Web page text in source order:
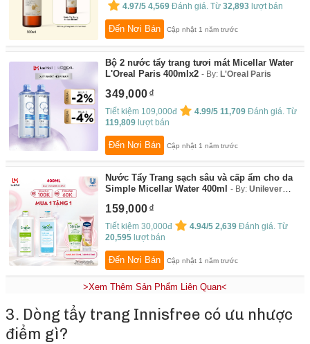
4.97/5 4,569 Đánh giá. Từ32,893 lượt bán
Đến Nơi Bán Cập nhật 1 năm trước
Bộ 2 nước tẩy trang tươi mát Micellar Water
L'Oreal Paris 400mlx2
By:L'Oreal Paris
349,000
Tiết kiệm 109,000đ 4.99/5 11,709 Đánh giá. Từ
119,809 lượt bán
Đến Nơi Bán Cập nhật 1 năm trước
Nước Tẩy Trang sạch sâu và cấp ẩm cho da
Simple Micellar Water 400ml
By:Unilever
159,000
Tiết kiệm 30,000đ 4.94/5 2,639 Đánh giá. Từ
20,595 lượt bán
Đến Nơi Bán Cập nhật 1 năm trước
>Xem Thêm Sản Phẩm Liên Quan<
3. Dòng tẩy trang Innisfree có ưu nhược
điểm gì?